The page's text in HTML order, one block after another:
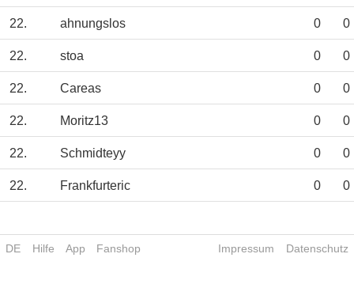
22. ahnungslos 0 0
22. stoa 0 0
22. Careas 0 0
22. Moritz13 0 0
22. Schmidteyy 0 0
22. Frankfurteric 0 0
DE Hilfe App Fanshop Impressum Datenschutz